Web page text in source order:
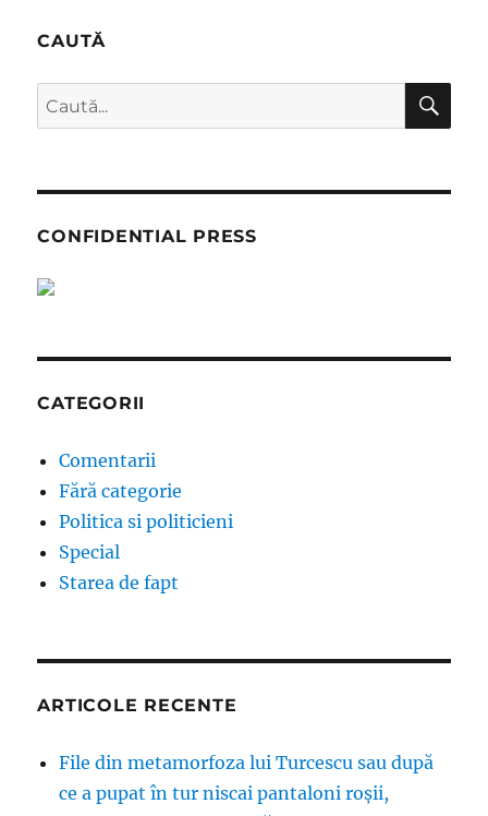
CAUTĂ
Caută
după:
CONFIDENTIAL PRESS
CATEGORII
Comentarii
Fără categorie
Politica si politicieni
Special
Starea de fapt
ARTICOLE RECENTE
File din metamorfoza lui Turcescu sau după
ce a pupat în tur niscai pantaloni roșii,